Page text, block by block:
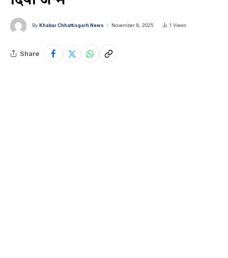
By Khabar Chhattisgarh News November 8, 2025 1 Views
Share